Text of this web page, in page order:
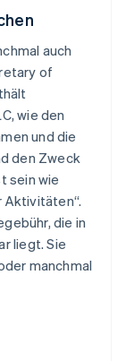
auch
of
wie den
und die
den Zweck
sein wie
die in
liegt. Sie
manchmal